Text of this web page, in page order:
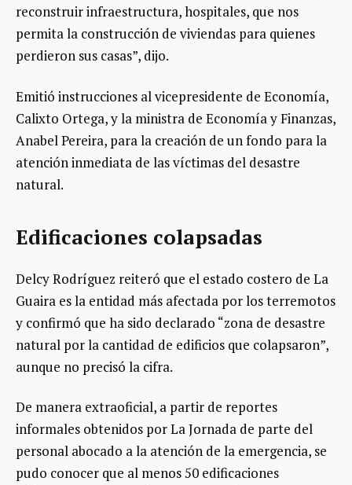
reconstruir infraestructura, hospitales, que nos
permita la construcción de viviendas para quienes
perdieron sus casas”, dijo.
Emitió instrucciones al vicepresidente de Economía,
Calixto Ortega, y la ministra de Economía y Finanzas,
Anabel Pereira, para la creación de un fondo para la
atención inmediata de las víctimas del desastre
natural.
Edificaciones colapsadas
Delcy Rodríguez reiteró que el estado costero de La
Guaira es la entidad más afectada por los terremotos
y confirmó que ha sido declarado “zona de desastre
natural por la cantidad de edificios que colapsaron”,
aunque no precisó la cifra.
De manera extraoficial, a partir de reportes
informales obtenidos por La Jornada de parte del
personal abocado a la atención de la emergencia, se
pudo conocer que al menos 50 edificaciones